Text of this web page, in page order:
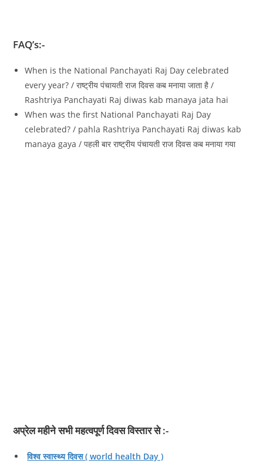
FAQ’s:-
When is the National Panchayati Raj Day celebrated
every year? / राष्ट्रीय पंचायती राज दिवस कब मनाया जाता है /
Rashtriya Panchayati Raj diwas kab manaya jata hai
When was the first National Panchayati Raj Day
celebrated? / pahla Rashtriya Panchayati Raj diwas kab
manaya gaya / पहली बार राष्ट्रीय पंचायती राज दिवस कब मनाया गया
अप्रेल महीने सभी महत्‍वपूर्ण दिवस विस्‍तार से :-
विश्व स्वास्थ्य दिवस ( world health Day )